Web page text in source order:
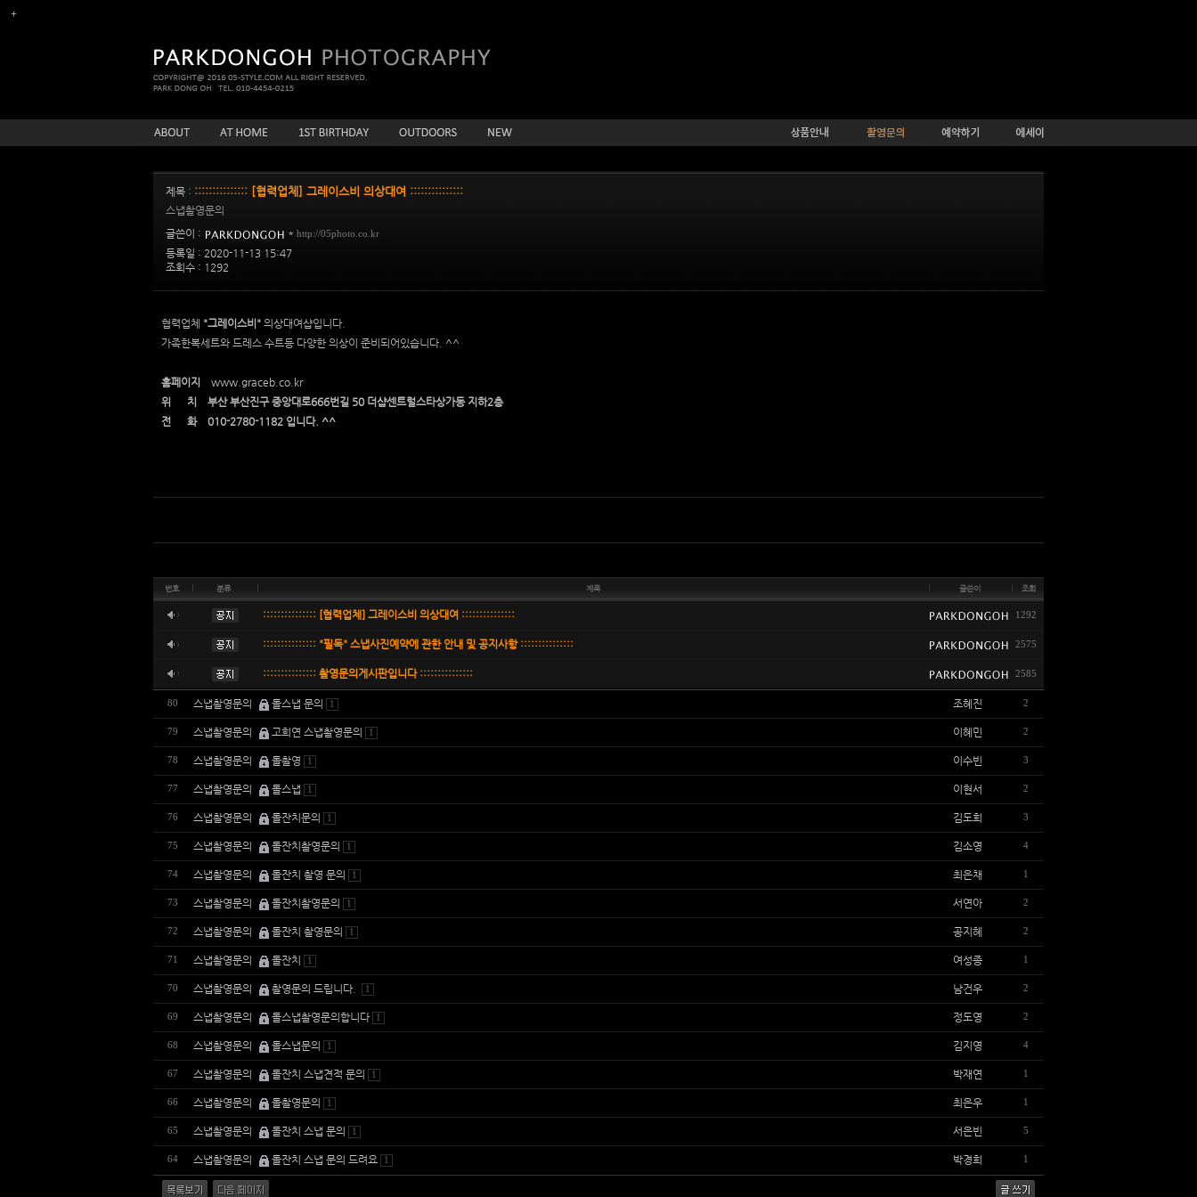
제목 : ::::::::::::::: [협력업체] 그레이스비 의상대여 :::::::::::::::
스냅촬영문의
글쓴이 :
* http://05photo.co.kr
등록일 : 2020-11-13 15:47
조회수 : 1292
협력업체 "그레이스비" 의상대여샵입니다.
가족한복세트와 드레스 수트등 다양한 의상이 준비되어있습니다. ^^
홈페이지 www.graceb.co.kr
위 치 부산 부산진구 중앙대로666번길 50 더샵센트럴스타상가동 지하2층
전 화 010-2780-1182 입니다. ^^
번호 분류 제목 글쓴이 조회
::::::::::::::: [협력업체] 그레이스비 의상대여 ::::::::::::::: 1292
::::::::::::::: "필독" 스냅사진예약에 관한 안내 및 공지사항 ::::::::::::::: 2575
::::::::::::::: 촬영문의게시판입니다 ::::::::::::::: 2585
80 스냅촬영문의 돌스냅 문의 1 조혜진 2
79 스냅촬영문의 고희연 스냅촬영문의 1 이혜민 2
78 스냅촬영문의 돌촬영 1 이수빈 3
77 스냅촬영문의 돌스냅 1 이현서 2
76 스냅촬영문의 돌잔치문의 1 김도희 3
75 스냅촬영문의 돌잔치촬영문의 1 김소영 4
74 스냅촬영문의 돌잔치 촬영 문의 1 최은채 1
73 스냅촬영문의 돌잔치촬영문의 1 서연아 2
72 스냅촬영문의 돌잔치 촬영문의 1 공지혜 2
71 스냅촬영문의 돌잔치 1 여성종 1
70 스냅촬영문의 촬영문의 드립니다. 1 남건우 2
69 스냅촬영문의 돌스냅촬영문의합니다 1 정도영 2
68 스냅촬영문의 돌스냅문의 1 김지영 4
67 스냅촬영문의 돌잔치 스냅견적 문의 1 박재연 1
66 스냅촬영문의 돌촬영문의 1 최은우 1
65 스냅촬영문의 돌잔치 스냅 문의 1 서은빈 5
64 스냅촬영문의 돌잔치 스냅 문의 드려요 1 박경희 1